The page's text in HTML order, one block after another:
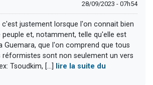
28/09/2023 - 07h54
c'est justement lorsque l'on connait bien
peuple et, notamment, telle qu'elle est
Guemara, que l'on comprend que tous
sont non seulement un vers
Tsoudkim, [...]
lire la suite du